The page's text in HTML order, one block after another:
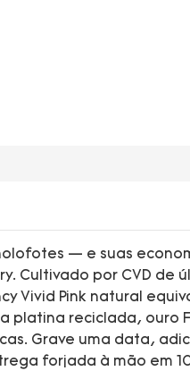
— e suas
Cultivado por CVD
Vivid Pink natural
platina reciclada, ouro
Grave uma data,
forjada à mão em